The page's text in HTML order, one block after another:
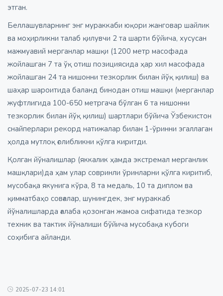
этган.
Беллашувларнинг энг мураккаби юқори жанговар шайлик
ва моҳирликни талаб қилувчи 2 та шарти бўйича, хусусан
мажмуавий мерганлар машқи (1200 метр масофада
жойлашган 7 та ўқ отиш позициясида ҳар хил масофада
жойлашган 24 та нишонни тезкорлик билан йўқ қилиш) ва
шаҳар шароитида баланд бинодан отиш машқи (мерганлар
жуфтлигида 100-650 метргача бўлган 6 та нишонни
тезкорлик билан йўқ қилиш) шартлари бўйича Ўзбекистон
снайперлари рекорд натижалар билан 1-ўринни эгаллаган
ҳолда мутлоқ ғолибликни қўлга киритди.
Қолган йўналишлар (яккалик ҳамда экстремал мерганлик
машқлари)да ҳам улар совринли ўринларни қўлга киритиб,
мусобақа якунига кўра, 8 та медаль, 10 та диплом ва
қимматбаҳо совғалар, шунингдек, энг мураккаб
йўналишларда ғалаба қозонган жамоа сифатида тезкор
техник ва тактик йўналиши бўйича мусобақа кубоги
соҳибига айланди.
2025-07-23 14:01